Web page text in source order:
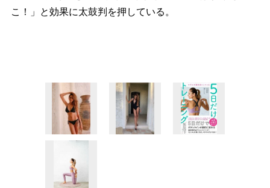
こ！」と効果に太鼓判を押している。